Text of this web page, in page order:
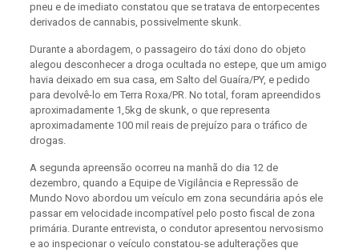
pneu e de imediato constatou que se tratava de entorpecentes
derivados de cannabis, possivelmente skunk.
Durante a abordagem, o passageiro do táxi dono do objeto
alegou desconhecer a droga ocultada no estepe, que um amigo
havia deixado em sua casa, em Salto del Guaíra/PY, e pedido
para devolvê-lo em Terra Roxa/PR. No total, foram apreendidos
aproximadamente 1,5kg de skunk, o que representa
aproximadamente 100 mil reais de prejuízo para o tráfico de
drogas.
A segunda apreensão ocorreu na manhã do dia 12 de
dezembro, quando a Equipe de Vigilância e Repressão de
Mundo Novo abordou um veículo em zona secundária após ele
passar em velocidade incompatível pelo posto fiscal de zona
primária. Durante entrevista, o condutor apresentou nervosismo
e ao inspecionar o veículo constatou-se adulterações que